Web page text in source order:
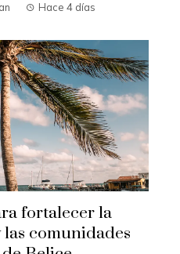
Hace 4 días
fortalecer la
comunidades